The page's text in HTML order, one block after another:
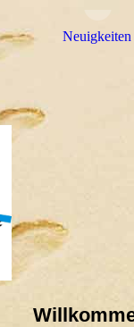
Neuigkeiten